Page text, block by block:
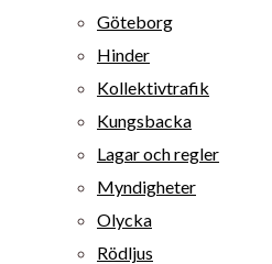
Göteborg
Hinder
Kollektivtrafik
Kungsbacka
Lagar och regler
Myndigheter
Olycka
Rödljus